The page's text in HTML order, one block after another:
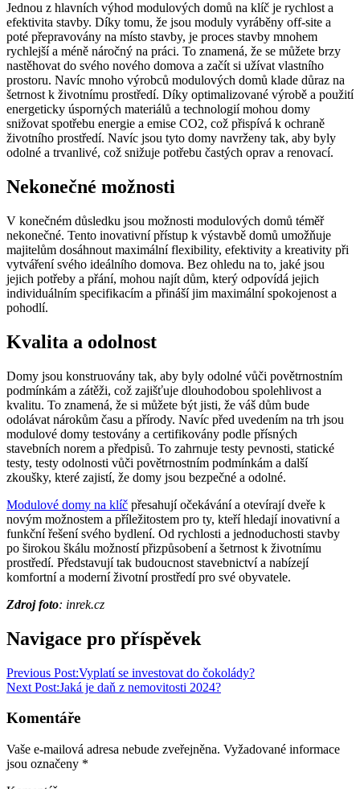
Jednou z hlavních výhod modulových domů na klíč je rychlost a
efektivita stavby. Díky tomu, že jsou moduly vyráběny off-site a
poté přepravovány na místo stavby, je proces stavby mnohem
rychlejší a méně náročný na práci. To znamená, že se můžete brzy
nastěhovat do svého nového domova a začít si užívat vlastního
prostoru. Navíc mnoho výrobců modulových domů klade důraz na
šetrnost k životnímu prostředí. Díky optimalizované výrobě a použití
energeticky úsporných materiálů a technologií mohou domy
snižovat spotřebu energie a emise CO2, což přispívá k ochraně
životního prostředí. Navíc jsou tyto domy navrženy tak, aby byly
odolné a trvanlivé, což snižuje potřebu častých oprav a renovací.
Nekonečné možnosti
V konečném důsledku jsou možnosti modulových domů téměř
nekonečné. Tento inovativní přístup k výstavbě domů umožňuje
majitelům dosáhnout maximální flexibility, efektivity a kreativity při
vytváření svého ideálního domova. Bez ohledu na to, jaké jsou
jejich potřeby a přání, mohou najít dům, který odpovídá jejich
individuálním specifikacím a přináší jim maximální spokojenost a
pohodlí.
Kvalita a odolnost
Domy jsou konstruovány tak, aby byly odolné vůči povětrnostním
podmínkám a zátěži, což zajišťuje dlouhodobou spolehlivost a
kvalitu. To znamená, že si můžete být jisti, že váš dům bude
odolávat nárokům času a přírody. Navíc před uvedením na trh jsou
modulové domy testovány a certifikovány podle přísných
stavebních norem a předpisů. To zahrnuje testy pevnosti, statické
testy, testy odolnosti vůči povětrnostním podmínkám a další
zkoušky, které zajistí, že domy jsou bezpečné a odolné.
Modulové domy na klíč přesahují očekávání a otevírají dveře k
novým možnostem a příležitostem pro ty, kteří hledají inovativní a
funkční řešení svého bydlení. Od rychlosti a jednoduchosti stavby
po širokou škálu možností přizpůsobení a šetrnost k životnímu
prostředí. Představují tak budoucnost stavebnictví a nabízejí
komfortní a moderní životní prostředí pro své obyvatele.
Zdroj foto: inrek.cz
Navigace pro příspěvek
Previous Post:Vyplatí se investovat do čokolády?
Next Post:Jaká je daň z nemovitosti 2024?
Komentáře
Vaše e-mailová adresa nebude zveřejněna. Vyžadované informace
jsou označeny *